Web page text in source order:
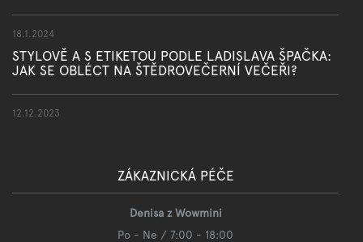
18.1.2024
STYLOVĚ A S ETIKETOU PODLE LADISLAVA ŠPAČKA:
JAK SE OBLÉCT NA ŠTĚDROVEČERNÍ VEČEŘI?
12.12.2023
ZÁKAZNICKÁ PÉČE
Denisa z Wowmini
Po - Ne / 7:00 - 18:00